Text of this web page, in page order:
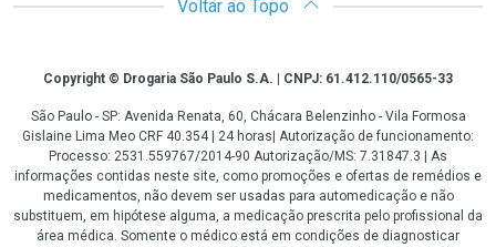
Voltar ao Topo
CopyrightCopyright © Drogaria São Paulo S.A. | CNPJ: 61.412.110/0565-33
São Paulo - SP: Avenida Renata, 60, Chácara Belenzinho - Vila Formosa
Gislaine Lima Meo CRF 40.354 | 24 horas| Autorização de funcionamento:
Processo: 2531.559767/2014-90 Autorização/MS: 7.31847.3 | As
informações contidas neste site, como promoções e ofertas de remédios e
medicamentos, não devem ser usadas para automedicação e não
substituem, em hipótese alguma, a medicação prescrita pelo profissional da
área médica. Somente o médico está em condições de diagnosticar